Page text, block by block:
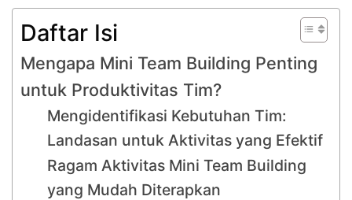
Daftar Isi
Mengapa Mini Team Building Penting
untuk Produktivitas Tim?
Mengidentifikasi Kebutuhan Tim:
Landasan untuk Aktivitas yang Efektif
Ragam Aktivitas Mini Team Building
yang Mudah Diterapkan